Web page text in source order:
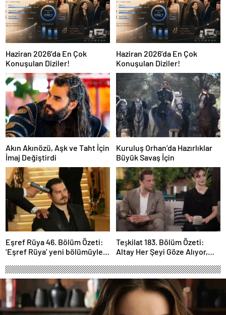
Haziran 2026’da En Çok
Konuşulan Diziler!
Haziran 2026’da En Çok
Konuşulan Diziler!
Akın Akınözü, Aşk ve Taht İçin
İmaj Değiştirdi
Kuruluş Orhan’da Hazırlıklar
Büyük Savaş İçin
Eşref Rüya 46. Bölüm Özeti:
‘Eşref Rüya’ yeni bölümüyle
Teşkilat 183. Bölüm Özeti:
Altay Her Şeyi Göze Alıyor,